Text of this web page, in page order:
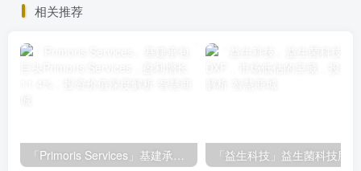
相关推荐
「Primoris Services」基建承包巨头Primoris Services，盈利增长11.4%，投资价值深度解析